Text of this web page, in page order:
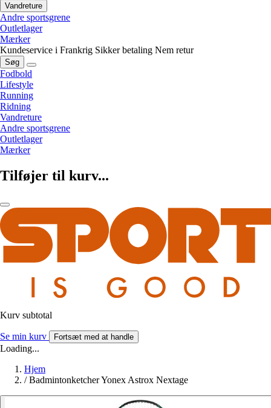
Vandreture
Andre sportsgrene
Outletlager
Mærker
Kundeservice i Frankrig Sikker betaling Nem retur
Søg
Fodbold
Lifestyle
Running
Ridning
Vandreture
Andre sportsgrene
Outletlager
Mærker
Tilføjer til kurv...
Kurv subtotal
Se min kurv Fortsæt med at handle
Loading...
Hjem
/ Badmintonketcher Yonex Astrox Nextage